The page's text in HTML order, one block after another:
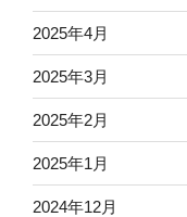
2025年4月
2025年3月
2025年2月
2025年1月
2024年12月